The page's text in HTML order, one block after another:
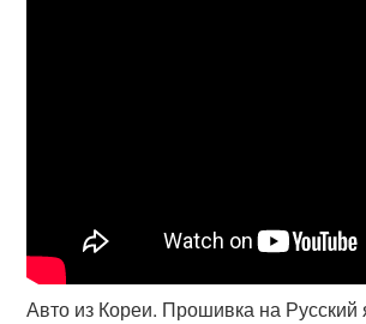
Авто из Кореи. Прошивка на Русский